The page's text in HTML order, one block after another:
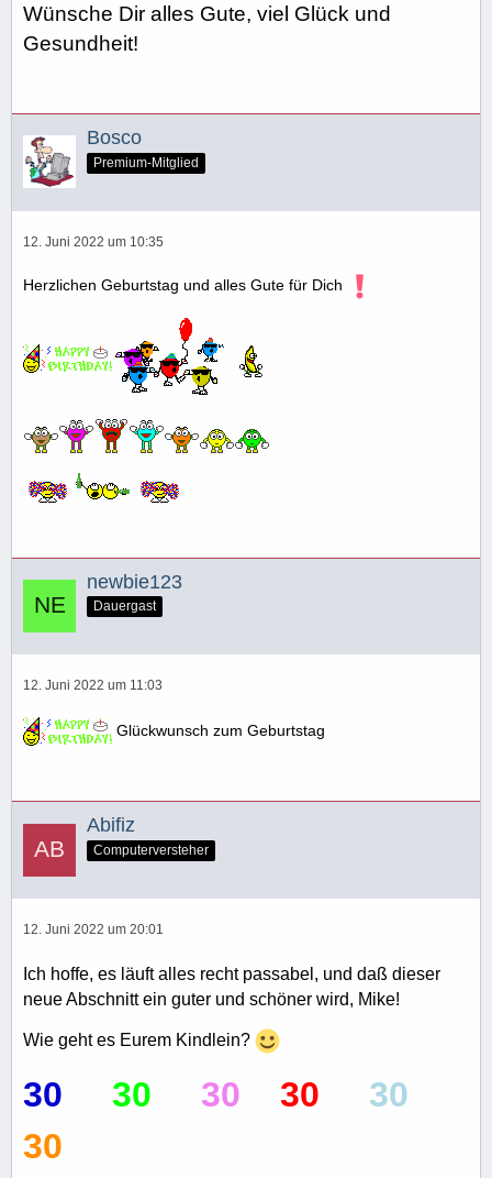
Wünsche Dir alles Gute, viel Glück und
Gesundheit!
Bosco
Premium-Mitglied
12. Juni 2022 um 10:35
Herzlichen Geburtstag und alles Gute für Dich
newbie123
Dauergast
12. Juni 2022 um 11:03
Glückwunsch zum Geburtstag
Abifiz
Computerversteher
12. Juni 2022 um 20:01
Ich hoffe, es läuft alles recht passabel, und daß dieser
neue Abschnitt ein guter und schöner wird, Mike!
Wie geht es Eurem Kindlein?
30 30 30 30
30
30